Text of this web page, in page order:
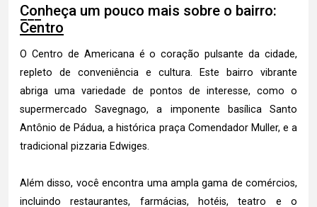
Conheça um pouco mais sobre o bairro:
Centro
O Centro de Americana é o coração pulsante da cidade,
repleto de conveniência e cultura. Este bairro vibrante
abriga uma variedade de pontos de interesse, como o
supermercado Savegnago, a imponente basílica Santo
Antônio de Pádua, a histórica praça Comendador Muller, e a
tradicional pizzaria Edwiges.
Além disso, você encontra uma ampla gama de comércios,
incluindo restaurantes, farmácias, hotéis, teatro e o